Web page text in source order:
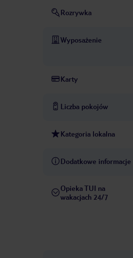
Rozrywka
Wyposażenie
Karty
Liczba pokojów
Kategoria lokalna
Dodatkowe informacje
Opieka TUI na
wakacjach 24/7